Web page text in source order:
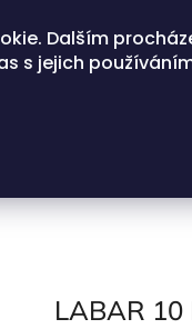
Dalším
s jejich
LABAR 10